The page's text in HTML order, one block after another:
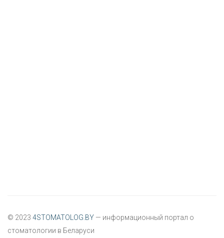
© 2023 4STOMATOLOG.BY — информационный портал о
стоматологии в Беларуси